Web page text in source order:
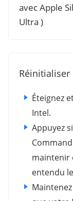
avec Apple
Ultra )
Réinitialiser
Éteignez
Intel.
Appuyez
maintenir
entendu